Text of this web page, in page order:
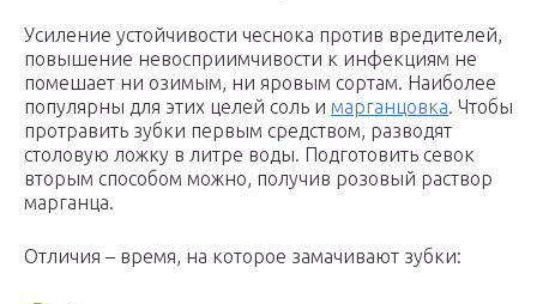
Усиление устойчивости чеснока против вредителей,
повышение невосприимчивости к инфекциям не
помешает ни озимым, ни яровым сортам. Наиболее
популярны для этих целей соль и марганцовка. Чтобы
протравить зубки первым средством, разводят
столовую ложку в литре воды. Подготовить севок
вторым способом можно, получив розовый раствор
марганца.
Отличия – время, на которое замачивают зубки: